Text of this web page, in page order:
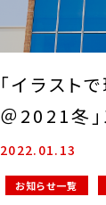
「イラスト
＠2021冬
2022.01.13
お知らせ一覧